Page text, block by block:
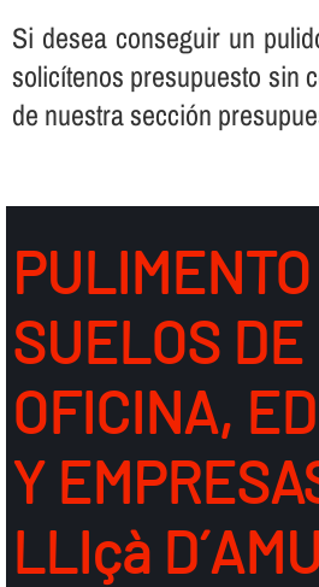
Si desea conseguir un
solicí­tenos presupuesto sin
de nuestra sección
SUELOS DE
OFICINA,
Y
LLIçà